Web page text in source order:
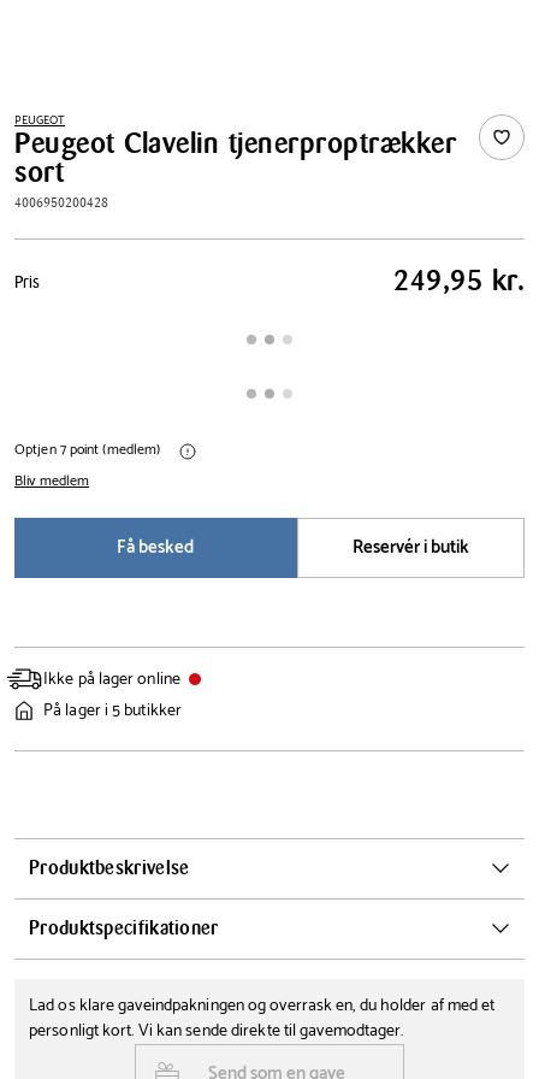
PEUGEOT
Peugeot Clavelin tjenerproptrækker
sort
4006950200428
Pris
tabel
Pris 249,95 kr.
Optjen 7 point (medlem)
Bliv medlem
Få besked Reservér i butik
Ikke på lager online
På lager i 5 butikker
Produktbeskrivelse
Peugeot Clavelin er en elegant og yderst funktionel
ergonomiske håndtag i sortlakeret træ ligger den perfekt i hånden
og giver dig et komfortabelt og sikkert greb, når du åbner dine
Produktspecifikationer
14 cm Sort
Tåler opvaskemaskine
Lad os klare gaveindpakningen og overrask en, du holder af med et
personligt kort. Vi kan sende direkte til gavemodtager.